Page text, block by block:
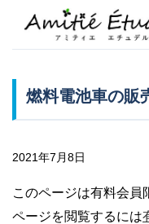
燃料電池車の販
2021年7月8日
このページは有料会員
ページを閲覧するには